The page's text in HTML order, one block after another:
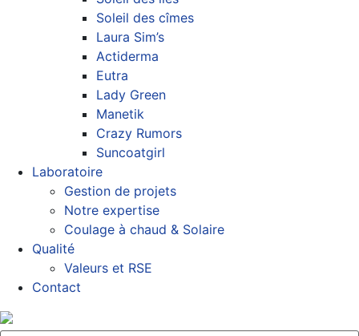
Soleil des cîmes
Laura Sim’s
Actiderma
Eutra
Lady Green
Manetik
Crazy Rumors
Suncoatgirl
Laboratoire
Gestion de projets
Notre expertise
Coulage à chaud & Solaire
Qualité
Valeurs et RSE
Contact